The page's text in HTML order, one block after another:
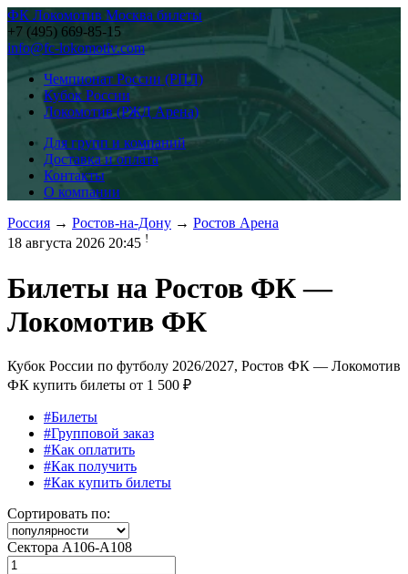
ФК Локомотив Москва билеты
+7 (495) 669-85-15
info@fc-lokomotiv.com
Чемпионат России (РПЛ)
Кубок России
Локомотив (РЖД Арена)
Для групп и компаний
Доставка и оплата
Контакты
О компании
Россия → Ростов-на-Дону → Ростов Арена
18 августа 2026 20:45 !
Билеты на Ростов ФК —
Локомотив ФК
Кубок России по футболу 2026/2027, Ростов ФК — Локомотив
ФК купить билеты от 1 500 ₽
#Билеты
#Групповой заказ
#Как оплатить
#Как получить
#Как купить билеты
Сортировать по:
Сектора А106-А108